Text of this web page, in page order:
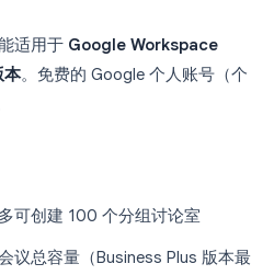
适用于 Google Workspace
本。免费的 Google 个人账号（个
可创建 100 个分组讨论室
议总容量（Business Plus 版本最